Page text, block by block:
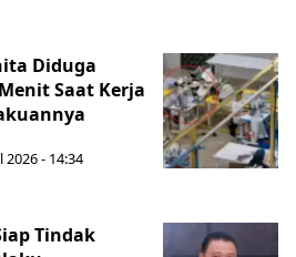
Diduga
Saat Kerja
2026 - 14:34
Tindak